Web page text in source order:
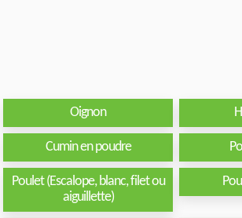
Oignon
Cumin en poudre
Poulet (Escalope, blanc, filet ou
aiguillette)